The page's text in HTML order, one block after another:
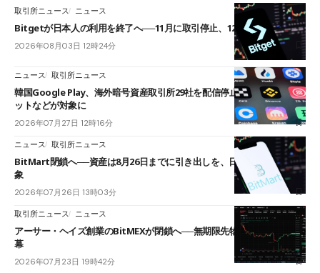
取引所ニュース ニュース
Bitgetが日本人の利用を終了へ──11月に取引停止、12月末に強制決済
2026年08月03日 12時24分
ニュース 取引所ニュース
韓国Google Play、海外暗号資産取引所29社を配信停止──OKXやバイビ
ットなどが対象に
2026年07月27日 12時16分
ニュース 取引所ニュース
BitMart閉鎖へ──資産は8月26日までに引き出しを、日本人利用者も対
象
2026年07月26日 13時03分
取引所ニュース ニュース
アーサー・ヘイズ創業のBitMEXが閉鎖へ──無期限先物を生んだ11年に
幕
2026年07月23日 19時42分